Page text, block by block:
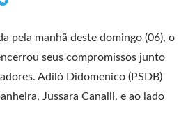
pela manhã deste domingo (06), o
seus compromissos junto
Adiló Didomenico (PSDB)
Jussara Canalli, e ao lado